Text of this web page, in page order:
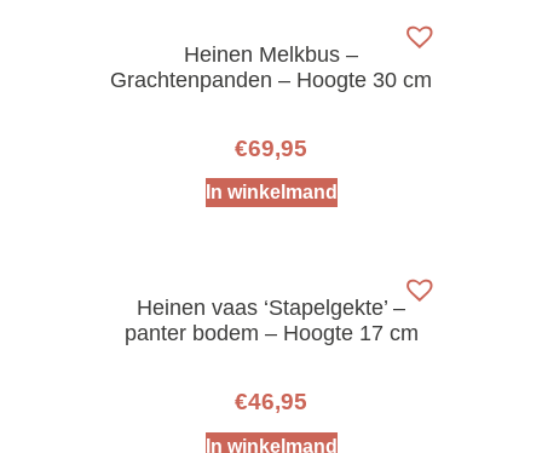
Heinen Melkbus –
Grachtenpanden – Hoogte 30 cm
€69,95
In winkelmand
Heinen vaas ‘Stapelgekte’ –
panter bodem – Hoogte 17 cm
€46,95
In winkelmand